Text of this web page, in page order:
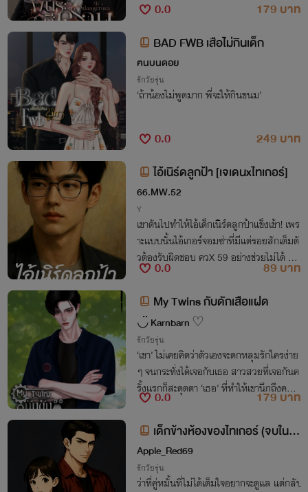
0.0
179 บาท
BAD FWB เสือไม่กินเด็ก
ฅนบนดอย
รักวัยรุ่น
‘ถ้าน้องไม่พูดมาก พี่จะให้กินขนม’
0.0
249 บาท
ไอ้เนิร์ดลูกป้า [เจเดนxไทเกอร์]
66.MW.52
Y
เขาดันไปทำให้ไอ้เด็กเนิร์ดลูกป้าแข็งเข้า! เพร
าะแบบนั้นไอ้เกอร์จอมซ่าที่มีแต่รอยสักเต็มตั
วต้องรับผิดชอบ ควX 59 อย่างช่วยไม่ได้ “โอ้
ย ซอยแรงไปไหม กูจะฉีกแล้วเนี่ย!”
0.0
89 บาท
My Twins กับดักเสือแฝด
◡̈ Karnbarn ♡
รักวัยรุ่น
‘เขา’ ไม่เคยคิดว่าตัวเองจะตกหลุมรักใครง่าย
ๆ จนกระทั่งได้เจอกับเธอ สาวสวยที่เจอกันค
รั้งแรกก็สะดุดตา ‘เธอ’ ที่ทำให้เขานึกถึงคนใ
นอดีต แต่ความรักครั้งนี้จะไปต่อได้มั้ย เมื่อเข
ากับพี่ชายของเธอดันเป็นอริกัน
0.0
179 บาท
เด็กข้างห้องของไทเกอร์ (จบใน e
-book)
Apple_Red69
รักวัยรุ่น
ว่าที่คู่หมั้นที่ไม่ได้เต็มใจอยากจะดูแล แต่กลับ